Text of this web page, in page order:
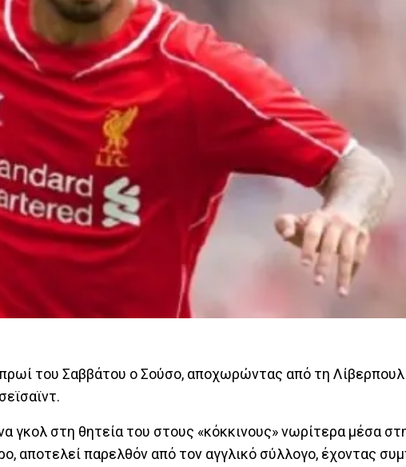
του Σαββάτου ο Σούσο, αποχωρώντας από τη Λίβερπουλ
γκολ στη θητεία του στους «κόκκινους» νωρίτερα μέσα
αποτελεί παρελθόν από τον αγγλικό σύλλογο, έχοντας